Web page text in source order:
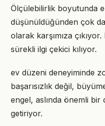
Ölçülebilirlik boyutunda
düşünüldüğünden çok
olarak karşımıza
sürekli ilgi çekici kılıyor.
ev düzeni deneyiminde
başarısızlık değil,
engel, aslında önemli bir
getiriyor.